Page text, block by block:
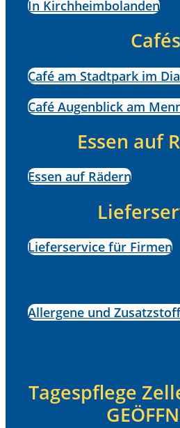
In Kirchheimbolanden
Cafés
Café am Stadtpark im
Café Augenblick am
Essen auf
Essen auf Rädern
Lieferservice für Firmen
Allergene und
Tagespflege